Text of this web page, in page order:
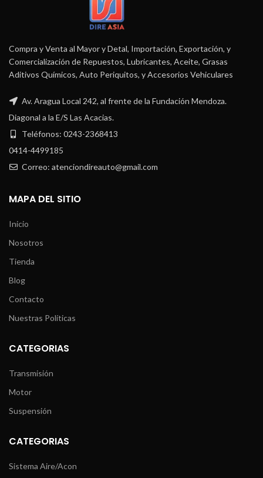
Compra y Venta al Mayor y Detal, Importación, Exportación, y
Comercialización de Repuestos, Lubricantes, Aceite, Grasas
Aditivos Químicos, Auto Periquitos, y Accesorios Vehiculares
Av. Aragua Local 242, al frente de la Fundación Mendoza.
Diagonal a la E/S Las Acacias.
Teléfonos: 0243-2368413
0414-4499185
Correo: atenciondireauto@gmail.com
MAPA DEL SITIO
Inicio
Nosotros
Tienda
Blog
Contacto
Nuestras Políticas
CATEGORIAS
Transmisión
Motor
Suspensión
CATEGORIAS
Sistema Aire/Acon